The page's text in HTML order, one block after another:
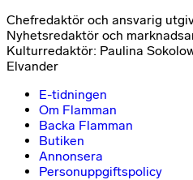
Chefredaktör och ansvarig
Nyhetsredaktör och
Kulturredaktör: Paulina
Elvander
E-tidningen
Om Flamman
Backa Flamman
Butiken
Annonsera
Personuppgiftspolicy